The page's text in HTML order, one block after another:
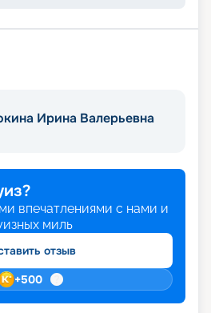
Ирина Валерьевна
впечатлениями с нами и
миль
отзыв
+500